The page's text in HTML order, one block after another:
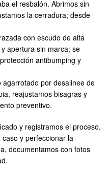
el resbalón. Abrimos sin
la cerradura; desde
con escudo de alta
apertura sin marca; se
antibumping y
agarrotado por desalinee de
reajustamos bisagras y
preventivo.
y registramos el proceso.
y perfeccionar la
documentamos con fotos